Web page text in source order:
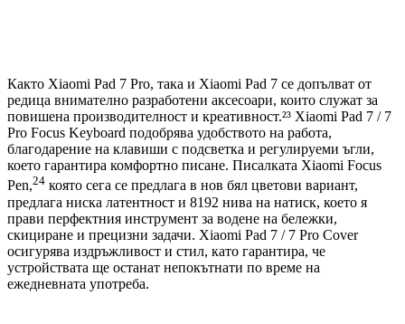
Както Xiaomi Pad 7 Pro, така и Xiaomi Pad 7 се допълват от
редица внимателно разработени аксесоари, които служат за
повишена производителност и креативност.²³ Xiaomi Pad 7 / 7
Pro Focus Keyboard подобрява удобството на работа,
благодарение на клавиши с подсветка и регулируеми ъгли,
което гарантира комфортно писане. Писалката Xiaomi Focus
Pen,24 която сега се предлага в нов бял цветови вариант,
предлага ниска латентност и 8192 нива на натиск, което я
прави перфектния инструмент за водене на бележки,
скициране и прецизни задачи. Xiaomi Pad 7 / 7 Pro Cover
осигурява издръжливост и стил, като гарантира, че
устройствата ще останат непокътнати по време на
ежедневната употреба.